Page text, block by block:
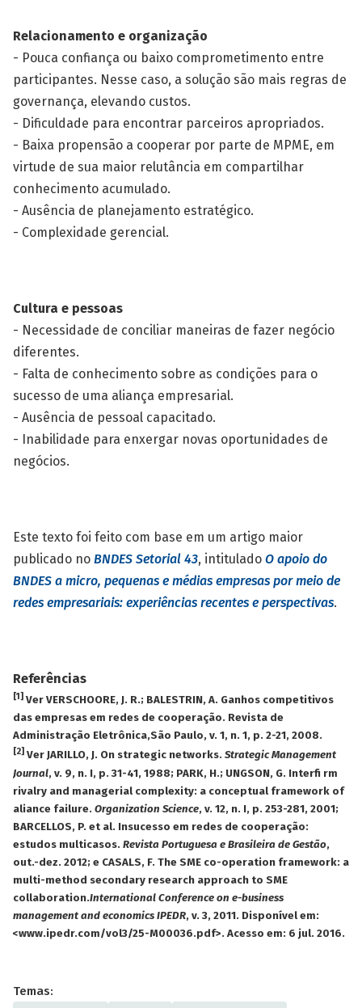
Relacionamento e organização
- Pouca confiança ou baixo comprometimento entre
participantes. Nesse caso, a solução são mais regras de
governança, elevando custos.
- Dificuldade para encontrar parceiros apropriados.
- Baixa propensão a cooperar por parte de MPME, em
virtude de sua maior relutância em compartilhar
conhecimento acumulado.
- Ausência de planejamento estratégico.
- Complexidade gerencial.
Cultura e pessoas
- Necessidade de conciliar maneiras de fazer negócio
diferentes.
- Falta de conhecimento sobre as condições para o
sucesso de uma aliança empresarial.
- Ausência de pessoal capacitado.
- Inabilidade para enxergar novas oportunidades de
negócios.
Este texto foi feito com base em um artigo maior
publicado no BNDES Setorial 43, intitulado O apoio do
BNDES a micro, pequenas e médias empresas por meio de
redes empresariais: experiências recentes e perspectivas.
Referências
[1] Ver VERSCHOORE, J. R.; BALESTRIN, A. Ganhos competitivos
das empresas em redes de cooperação. Revista de
Administração Eletrônica,São Paulo, v. 1, n. 1, p. 2-21, 2008.
[2] Ver JARILLO, J. On strategic networks. Strategic Management
Journal, v. 9, n. I, p. 31-41, 1988; PARK, H.; UNGSON, G. Interfi rm
rivalry and managerial complexity: a conceptual framework of
aliance failure. Organization Science, v. 12, n. I, p. 253-281, 2001;
BARCELLOS, P. et al. Insucesso em redes de cooperação:
estudos multicasos. Revista Portuguesa e Brasileira de Gestão,
out.-dez. 2012; e CASALS, F. The SME co-operation framework: a
multi-method secondary research approach to SME
collaboration.International Conference on e-business
management and economics IPEDR, v. 3, 2011. Disponível em:
<www.ipedr.com/vol3/25-M00036.pdf>. Acesso em: 6 jul. 2016.
Temas: